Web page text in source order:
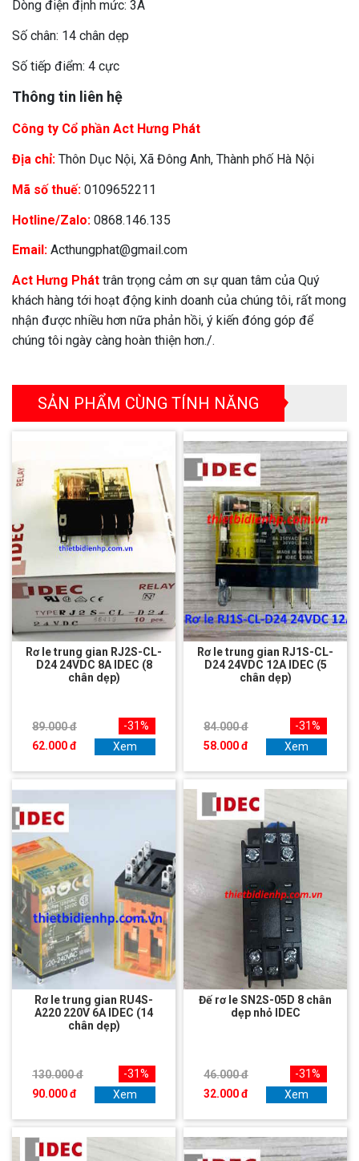
Dòng điện định mức: 3A
Số chân: 14 chân dẹp
Số tiếp điểm: 4 cực
Thông tin liên hệ
Công ty Cổ phần Act Hưng Phát
Địa chỉ: Thôn Dục Nội, Xã Đông Anh, Thành phố Hà Nội
Mã số thuế: 0109652211
Hotline/Zalo: 0868.146.135
Email: Acthungphat@gmail.com
Act Hưng Phát trân trọng cảm ơn sự quan tâm của Quý
khách hàng tới hoạt động kinh doanh của chúng tôi, rất mong
nhận được nhiều hơn nữa phản hồi, ý kiến đóng góp để
chúng tôi ngày càng hoàn thiện hơn./.
SẢN PHẨM CÙNG TÍNH NĂNG
Rơ le trung gian RJ2S-CL-
D24 24VDC 8A IDEC (8
chân dẹp)
89.000 đ
62.000 đ
-31%
Xem
Rơ le trung gian RJ1S-CL-
D24 24VDC 12A IDEC (5
chân dẹp)
84.000 đ
58.000 đ
-31%
Xem
Rơ le trung gian RU4S-
A220 220V 6A IDEC (14
chân dẹp)
130.000 đ
90.000 đ
-31%
Xem
Đế rơ le SN2S-05D 8 chân
dẹp nhỏ IDEC
46.000 đ
32.000 đ
-31%
Xem